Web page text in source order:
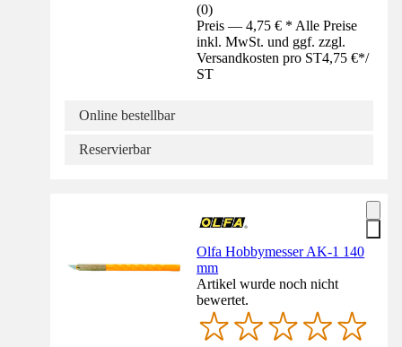
(0)
Preis — 4,75 € * Alle Preise
inkl. MwSt. und ggf. zzgl.
Versandkosten pro ST4,75 €*/
ST
Online bestellbar
Reservierbar
Olfa Hobbymesser AK-1 140
mm
Artikel wurde noch nicht
bewertet.